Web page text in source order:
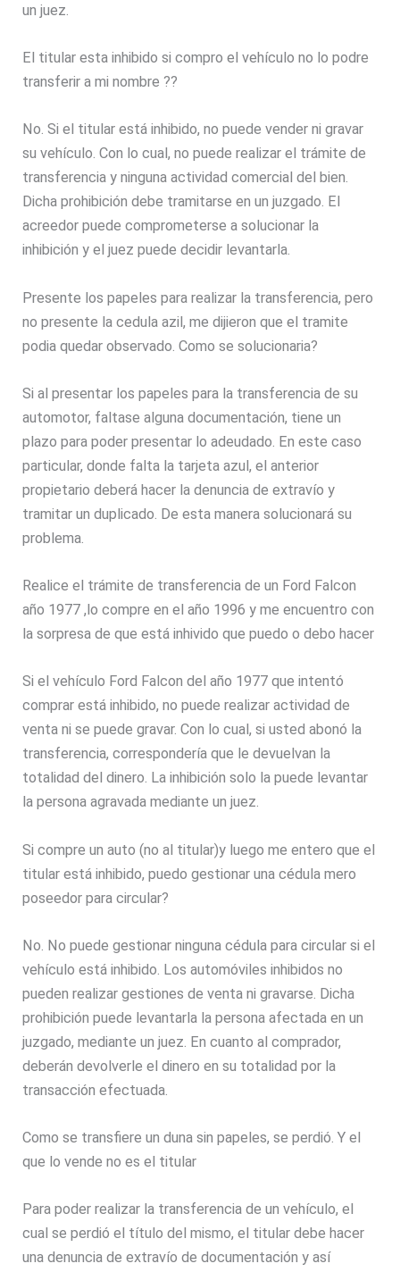
un juez.
El titular esta inhibido si compro el vehículo no lo podre
transferir a mi nombre ??
No. Si el titular está inhibido, no puede vender ni gravar
su vehículo. Con lo cual, no puede realizar el trámite de
transferencia y ninguna actividad comercial del bien.
Dicha prohibición debe tramitarse en un juzgado. El
acreedor puede comprometerse a solucionar la
inhibición y el juez puede decidir levantarla.
Presente los papeles para realizar la transferencia, pero
no presente la cedula azil, me dijieron que el tramite
podia quedar observado. Como se solucionaria?
Si al presentar los papeles para la transferencia de su
automotor, faltase alguna documentación, tiene un
plazo para poder presentar lo adeudado. En este caso
particular, donde falta la tarjeta azul, el anterior
propietario deberá hacer la denuncia de extravío y
tramitar un duplicado. De esta manera solucionará su
problema.
Realice el trámite de transferencia de un Ford Falcon
año 1977 ,lo compre en el año 1996 y me encuentro con
la sorpresa de que está inhivido que puedo o debo hacer
Si el vehículo Ford Falcon del año 1977 que intentó
comprar está inhibido, no puede realizar actividad de
venta ni se puede gravar. Con lo cual, si usted abonó la
transferencia, correspondería que le devuelvan la
totalidad del dinero. La inhibición solo la puede levantar
la persona agravada mediante un juez.
Si compre un auto (no al titular)y luego me entero que el
titular está inhibido, puedo gestionar una cédula mero
poseedor para circular?
No. No puede gestionar ninguna cédula para circular si el
vehículo está inhibido. Los automóviles inhibidos no
pueden realizar gestiones de venta ni gravarse. Dicha
prohibición puede levantarla la persona afectada en un
juzgado, mediante un juez. En cuanto al comprador,
deberán devolverle el dinero en su totalidad por la
transacción efectuada.
Como se transfiere un duna sin papeles, se perdió. Y el
que lo vende no es el titular
Para poder realizar la transferencia de un vehículo, el
cual se perdió el título del mismo, el titular debe hacer
una denuncia de extravío de documentación y así